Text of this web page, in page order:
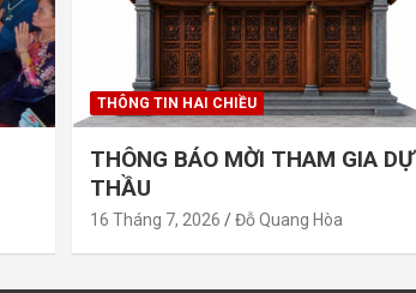
THÔNG TIN HAI CHIỀU
THÔNG BÁO MỜI THAM GIA DỰ
THẦU
16 Tháng 7, 2026 Đỗ Quang Hòa